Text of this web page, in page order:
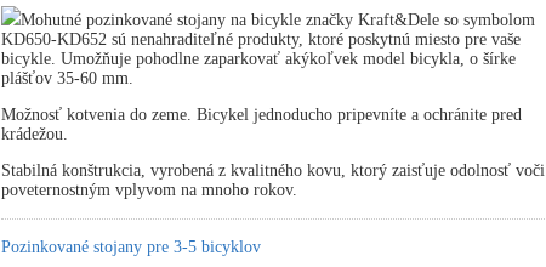
Mohutné pozinkované stojany na bicykle značky Kraft&Dele so symbolom
KD650-KD652 sú nenahraditeľné produkty, ktoré poskytnú miesto pre vaše
bicykle. Umožňuje pohodlne zaparkovať akýkoľvek model bicykla, o šírke
plášťov 35-60 mm.
Možnosť kotvenia do zeme. Bicykel jednoducho pripevníte a ochránite pred
krádežou.
Stabilná konštrukcia, vyrobená z kvalitného kovu, ktorý zaisťuje odolnosť voči
poveternostným vplyvom na mnoho rokov.
Pozinkované stojany pre 3-5 bicyklov